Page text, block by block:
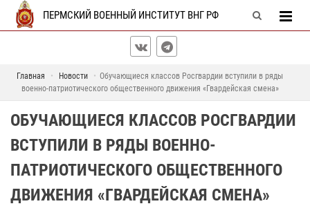
ПЕРМСКИЙ ВОЕННЫЙ ИНСТИТУТ ВНГ РФ
Главная Новости
Обучающиеся классов Росгвардии вступили в ряды
военно-патриотического общественного движения «Гвардейская смена»
ОБУЧАЮЩИЕСЯ КЛАССОВ РОСГВАРДИИ
ВСТУПИЛИ В РЯДЫ ВОЕННО-
ПАТРИОТИЧЕСКОГО ОБЩЕСТВЕННОГО
ДВИЖЕНИЯ «ГВАРДЕЙСКАЯ СМЕНА»